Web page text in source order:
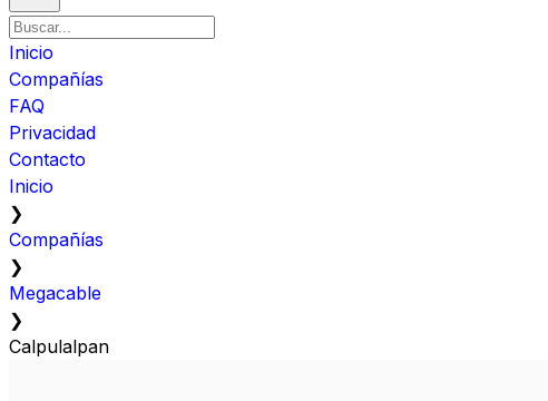
Inicio
Compañías
FAQ
Privacidad
Contacto
Inicio
❯
Compañías
❯
Megacable
❯
Calpulalpan